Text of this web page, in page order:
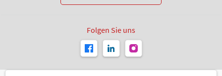
Folgen Sie uns